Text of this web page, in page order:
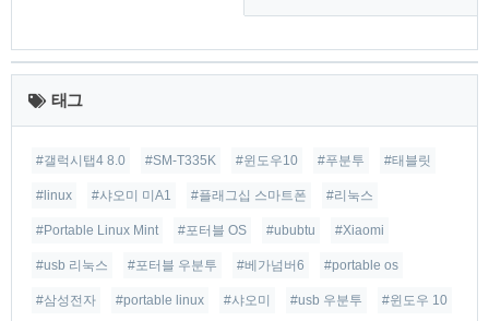
최
근
글 태그
#갤럭시탭4 8.0 #SM-T335K #윈도우10 #푸분투 #태블릿
#linux #샤오미 미A1 #플래그십 스마트폰 #리눅스
#Portable Linux Mint #포터블 OS #ububtu #Xiaomi
#usb 리눅스 #포터블 우분투 #베가넘버6 #portable os
#삼성전자 #portable linux #샤오미 #usb 우분투 #윈도우 10